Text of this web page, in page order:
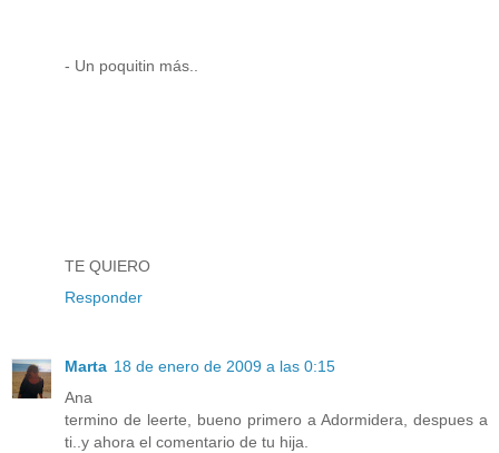
- Un poquitin más..
TE QUIERO
Responder
Marta 18 de enero de 2009 a las 0:15
Ana
termino de leerte, bueno primero a Adormidera, despues a
ti..y ahora el comentario de tu hija.